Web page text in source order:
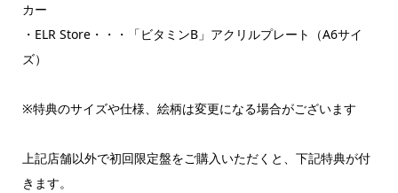
カー
・ELR Store・・・「ビタミンB」アクリルプレート（A6サイ
ズ）
※特典のサイズや仕様、絵柄は変更になる場合がございます
上記店舗以外で初回限定盤をご購入いただくと、下記特典が付
きます。